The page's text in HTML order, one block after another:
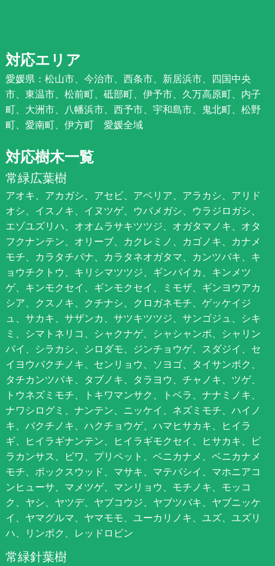
対応エリア
愛媛県：松山市、今治市、西条市、新居浜市、四国中央
市、東温市、松前町、砥部町、伊予市、久万高原町、内子
町、大洲市、八幡浜市、西予市、宇和島市、鬼北町、松野
町、愛南町、伊方町 愛媛全域
対応樹木一覧
常緑広葉樹
アオキ、アカガシ、アセビ、アベリア、アラカシ、アリド
オシ、イスノキ、イヌツゲ、ウバメガシ、ウラジロガシ、
エゾユズリハ、オオムラサキツツジ、オガタマノキ、オタ
フクナンテン、オリーブ、カクレミノ、カゴノキ、カナメ
モチ、カラタチバナ、カラタネオガタマ、カンツバキ、キ
ョウチクトウ、キリシマツツジ、ギンバイカ、キンメツ
ゲ、キンモクセイ、ギンモクセイ、ミモザ、ギンヨウアカ
シア、クスノキ、クチナシ、クロガネモチ、ゲッケイジ
ュ、サカキ、サザンカ、サツキツツジ、サンゴジュ、シキ
ミ、シマトネリコ、シャクナゲ、シャシャンポ、シャリン
バイ、シラカシ、シロダモ、ジンチョウゲ、スダジイ、セ
イヨウバクチノキ、センリョウ、ソヨゴ、タイサンボク、
タチカンツバキ、タブノキ、タラヨウ、チャノキ、ツゲ、
トウネズミモチ、トキワマンサク、トベラ、ナナミノキ、
ナワシログミ、ナンテン、ニッケイ、ネズミモチ、ハイノ
キ、バクチノキ、ハクチョウゲ、ハマヒサカキ、ヒイラ
ギ、ヒイラギナンテン、ヒイラギモクセイ、ヒサカキ、ピ
ラカンサス、ビワ、プリペット、ベニカナメ、ベニカナメ
モチ、ボックスウッド、マサキ、マテバシイ、マホニアコ
ンヒューサ、マメツゲ、マンリョウ、モチノキ、モッコ
ク、ヤシ、ヤツデ、ヤブコウジ、ヤブツバキ、ヤブニッケ
イ、ヤマグルマ、ヤマモモ、ユーカリノキ、ユズ、ユズリ
ハ、リンボク、レッドロビン
常緑針葉樹